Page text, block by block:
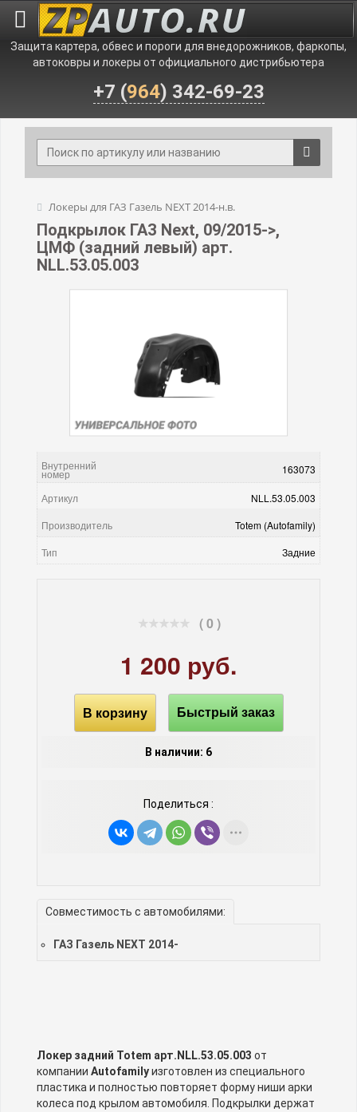
Защита картера, обвес и пороги для внедорожников, фаркопы,
автоковры и локеры от официального дистрибьютера
+7 (964) 342-69-23
Локеры для ГАЗ Газель NEXT 2014-н.в.
Подкрылок ГАЗ Next, 09/2015->,
ЦМФ (задний левый) арт.
NLL.53.05.003
Внутренний
номер 163073
Артикул
NLL.53.05.003
Производитель
Totem (Autofamily)
Тип
Задние
( 0 )
1 200 руб.
В корзину Быстрый заказ
В наличии: 6
Поделиться :
Совместимость с автомобилями:
ГАЗ Газель NEXT 2014-
Локер задний Totem арт.NLL.53.05.003 от
компании Autofamilyизготовлен из специального
пластика и полностью повторяет форму ниши арки
колеса под крылом автомобиля. Подкрылки держат